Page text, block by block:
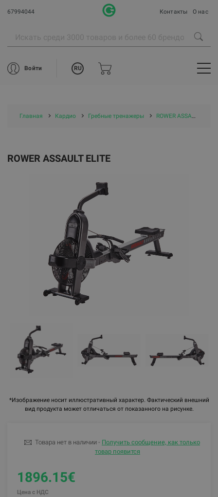
67994044 Контакты О нас
Войти RU
Главная Кардио Гребные тренажеры ROWER ASSAULT ELITE
*Изображение носит иллюстративный характер. Фактический внешний
вид продукта может отличаться от показанного на рисунке.
ROWER ASSAULT ELITE
Товара нет в наличии - Получить сообщение, как только
товар появится
1896.15€
Цена с НДС